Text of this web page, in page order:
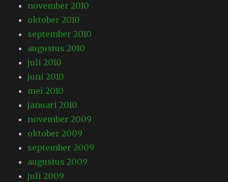
november 2010
oktober 2010
september 2010
augustus 2010
juli 2010
juni 2010
mei 2010
januari 2010
november 2009
oktober 2009
september 2009
augustus 2009
juli 2009